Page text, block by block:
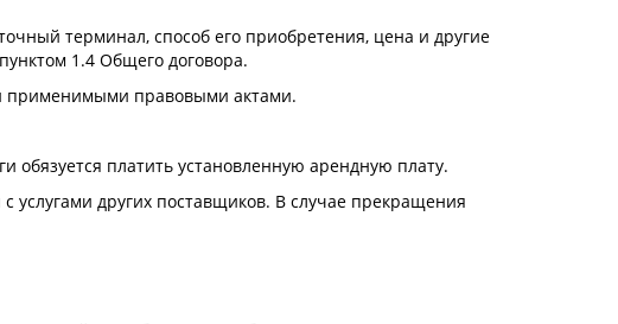
терминал, способ его приобретения, цена и другие
1.4 Общего договора.
применимыми правовыми актами.
обязуется платить установленную арендную плату.
услугами других поставщиков. В случае прекращения